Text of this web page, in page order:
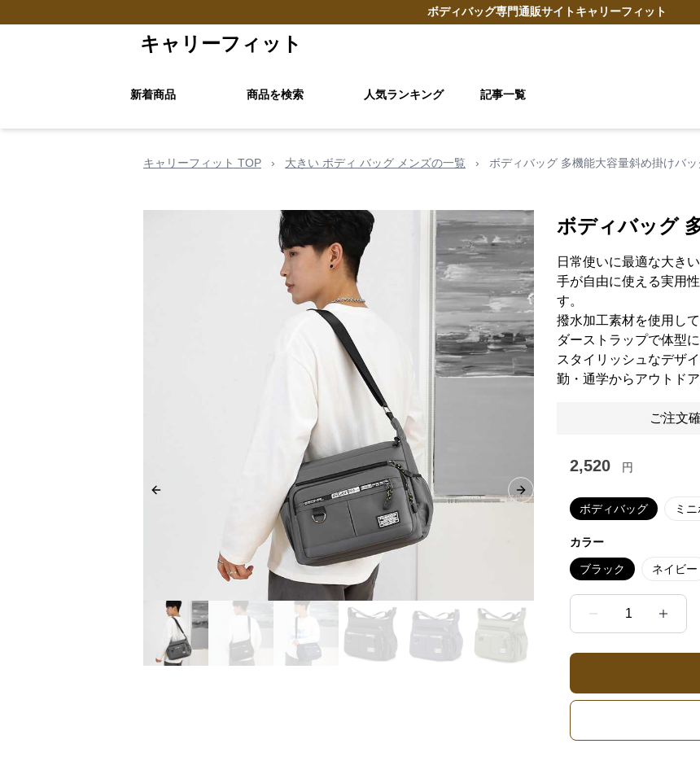
ボディバッグ専門通販サイトキャリーフィット
キャリーフィット
新着商品 商品を検索 人気ランキング 記事一覧
キャリーフィット TOP › 大きい ボディ バッグ メンズの一覧 › ボディバッグ 多機能大容量斜め掛けバッ
Previous slide Next slide
ボディバッグ
日常使いに最適な大き
手が自由に使える実用
す。
撥水加工素材を使用し
ダーストラップで体型
スタイリッシュなデザ
勤・通学からアウトド
ご注文
2,520 円
ボディバッグ ミ
カラー
ブラック ネイビー
1